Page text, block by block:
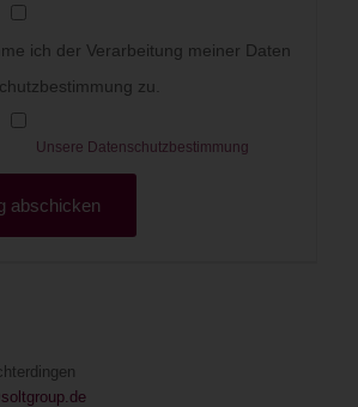
ich der Verarbeitung meiner Daten
zu.
Unsere Datenschutzbestimmung